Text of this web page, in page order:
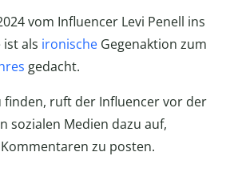
vom Influencer Levi Penell ins
ist als ironische Gegenaktion zum
gedacht.
finden, ruft der Influencer vor der
sozialen Medien dazu auf,
zu posten.